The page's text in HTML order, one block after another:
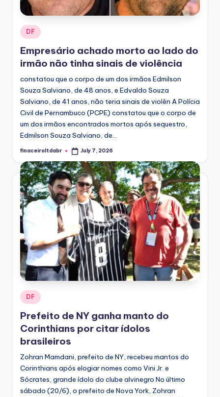
Posted
in
DF
Empresário achado morto ao lado do
irmão não tinha sinais de violência
constatou que o corpo de um dos irmãos Edmilson
Souza Salviano, de 48 anos, e Edvaldo Souza
Salviano, de 41 anos, não teria sinais de violên A Polícia
Civil de Pernambuco (PCPE) constatou que o corpo de
um dos irmãos encontrados mortos após sequestro,
Edmilson Souza Salviano, de...
Posted
finaceiroltdabr July 7, 2026
Posted
in
DF
Prefeito de NY ganha manto do
Corinthians por citar ídolos
brasileiros
Zohran Mamdani, prefeito de NY, recebeu mantos do
Corinthians após elogiar nomes como Vini Jr. e
Sócrates, grande ídolo do clube alvinegro No último
sábado (20/6), o prefeito de Nova York, Zohran